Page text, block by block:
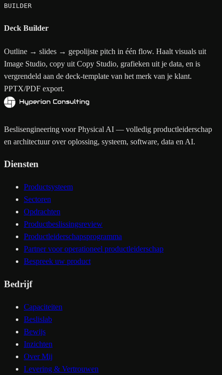
BUILDER
Deck Builder
Outline → slides → gepolijste pitch in één flow. Haalt visuals uit
Image Studio, copy uit Copy Studio, grafieken uit je data, en is
vergrendeld aan de deck-template van het merk van je klant.
PPTX/PDF export.
Beslisengineering voor Physical AI — volledig productleiderschap
en architectuur over oplossing, systeem, software, data en AI.
Diensten
Productsysteem
Sectoren
Opdrachten
Productbeslissingsreview
Productleiderschapsprogramma
Partner voor operationeel productleiderschap
Bespreek uw product
Bedrijf
Capaciteiten
Beslislab
Bewijs
Inzichten
Over Mij
Levering & Vertrouwen